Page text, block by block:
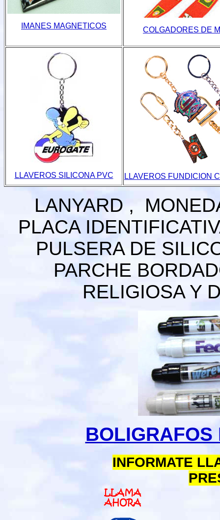
IMANES MAGNETICOS COLGADORES DE
LLAVEROS SILICONA PVC LLAVEROS FUNDICION
LANYARD ,
PLACA
PULSERA DE
PARCHE
RELIGIOSA Y
BOLIGRAFOS
INFORMATE